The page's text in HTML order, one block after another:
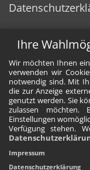
Ihre
Wir möchten Ihnen
verwenden wir
notwendig sind. Mit
die zur Anzeige
genutzt werden. Sie
zulassen
Einstellungen
Verfügung stehen.
Impressum
Datenschutzerklärung